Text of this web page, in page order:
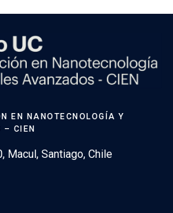
EN NANOTECNOLOGÍA Y
– CIEN
Macul, Santiago, Chile